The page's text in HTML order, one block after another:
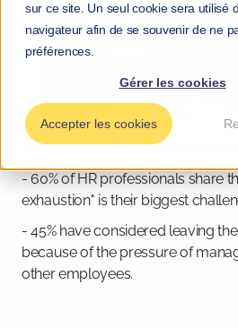
sur ce site. Un seul cookie sera utilisé
navigateur afin de se souvenir de ne
préférences.
Gérer les cookies
Accepter les cookies
Studies show that HR
- 60% of HR professionals share
exhaustion" is their biggest
- 45% have considered leaving
because of the pressure of
other employees.